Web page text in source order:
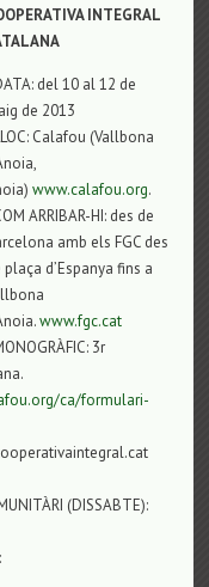
INTEGRAL
del 10 al 12 de
de 2013
Calafou (Vallbona
www.calafou.org.
ARRIBAR-HI: des de
amb els FGC des
plaça d’Espanya fins a
www.fgc.cat
3r
ca/formulari-
(DISSABTE):